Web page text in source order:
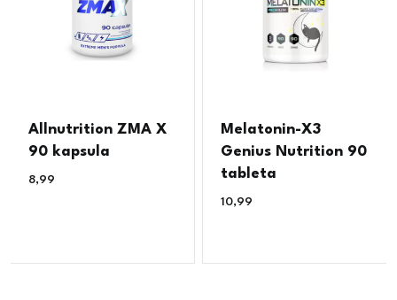
Allnutrition ZMA X
90 kapsula
8,99
Melatonin-X3
Genius Nutrition 90
tableta
10,99